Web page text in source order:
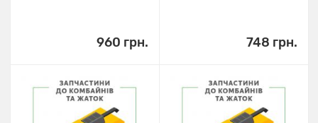
960 грн. 748 грн.